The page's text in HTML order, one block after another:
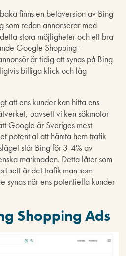
finns en betaversion av Bing
som redan annonserar med
stora möjligheter och ett bra
Google Shopping-
är tidig att synas på Bing
billiga klick och låg
att ens kunder kan hitta ens
oavsett vilken sökmotor
Google är Sveriges mest
potential att hämta hem trafik
står Bing för 3-4% av
marknaden. Detta låter som
sett är det trafik man som
synas när ens potentiella kunder
Shopping Ads